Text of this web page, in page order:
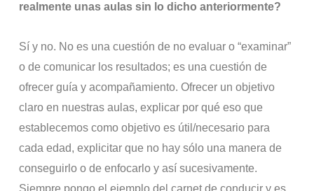
realmente unas aulas sin lo dicho anteriormente?
Sí y no. No es una cuestión de no evaluar o “examinar”
o de comunicar los resultados; es una cuestión de
ofrecer guía y acompañamiento. Ofrecer un objetivo
claro en nuestras aulas, explicar por qué eso que
establecemos como objetivo es útil/necesario para
cada edad, explicitar que no hay sólo una manera de
conseguirlo o de enfocarlo y así sucesivamente.
Siempre pongo el ejemplo del carnet de conducir y es